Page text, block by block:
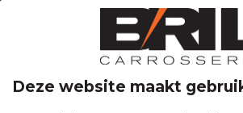
Deze website maakt